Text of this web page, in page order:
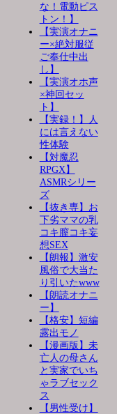
な！電動ピス
トン！】
【実演オナニ
ー×絶対服従
ご奉仕中出
し】
【実演オホ声
×神回セッ
ト】
【実録！】人
には言えない
性体験
【対魔忍
RPGX】
ASMRシリー
ズ
【抜き専】お
下劣ママの乳
コキ膣コキ妄
想SEX
【朗報】激安
風俗で大当た
り引いたwww
【朗読オナニ
ー】
【格安】短編
露出モノ
【漫画版】未
亡人の母さん
と実家でいち
ゃラブセック
ス
【男性受け】